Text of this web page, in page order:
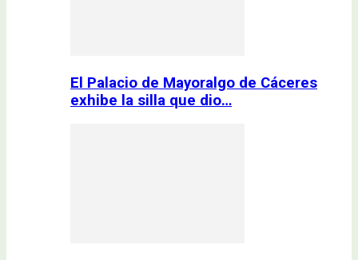
El Palacio de Mayoralgo de Cáceres
exhibe la silla que dio…